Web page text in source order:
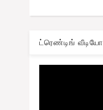
ட்ரெண்டிங் வீடியோ